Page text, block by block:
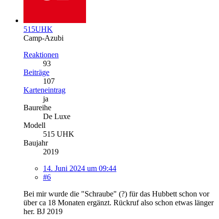
515UHK
Camp-Azubi
Reaktionen
93
Beiträge
107
Karteneintrag
ja
Baureihe
De Luxe
Modell
515 UHK
Baujahr
2019
14. Juni 2024 um 09:44
#6
Bei mir wurde die "Schraube" (?) für das Hubbett schon vor
über ca 18 Monaten ergänzt. Rückruf also schon etwas länger
her. BJ 2019